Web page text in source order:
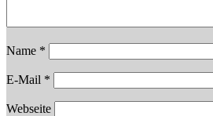
Name *
E-Mail *
Webseite